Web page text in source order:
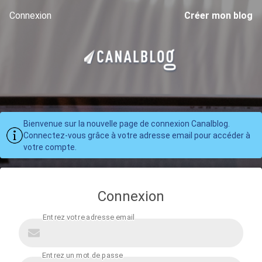
Connexion Créer mon blog
Bienvenue sur la nouvelle page de connexion Canalblog.
Connectez-vous grâce à votre adresse email pour accéder à
votre compte.
Connexion